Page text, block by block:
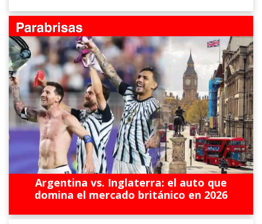
Argentina vs. Inglaterra: el auto que
domina el mercado británico en 2026